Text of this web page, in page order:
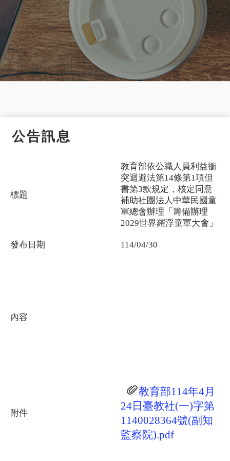
公告訊息
標題
教育部依公職人員利益衝
突迴避法第14條第1項但
書第3款規定，核定同意
補助社團法人中華民國童
軍總會辦理「籌備辦理
2029世界羅浮童軍大會」
發布日期 114/04/30
內容
附件
教育部114年4月
24日臺教社(一)字第
1140028364號(副知
監察院).pdf